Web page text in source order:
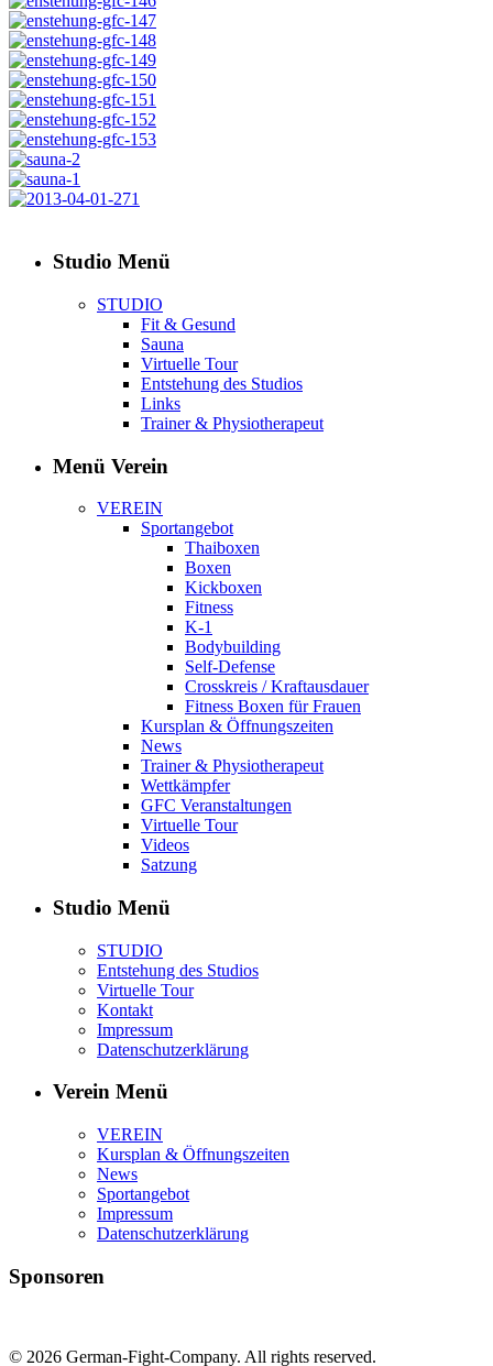
Studio Menü
STUDIO
Fit & Gesund
Sauna
Virtuelle Tour
Entstehung des Studios
Links
Trainer & Physiotherapeut
Menü Verein
VEREIN
Sportangebot
Thaiboxen
Boxen
Kickboxen
Fitness
K-1
Bodybuilding
Self-Defense
Crosskreis / Kraftausdauer
Fitness Boxen für Frauen
Kursplan & Öffnungszeiten
News
Trainer & Physiotherapeut
Wettkämpfer
GFC Veranstaltungen
Virtuelle Tour
Videos
Satzung
Studio Menü
STUDIO
Entstehung des Studios
Virtuelle Tour
Kontakt
Impressum
Datenschutzerklärung
Verein Menü
VEREIN
Kursplan & Öffnungszeiten
News
Sportangebot
Impressum
Datenschutzerklärung
Sponsoren
© 2026 German-Fight-Company. All rights reserved.